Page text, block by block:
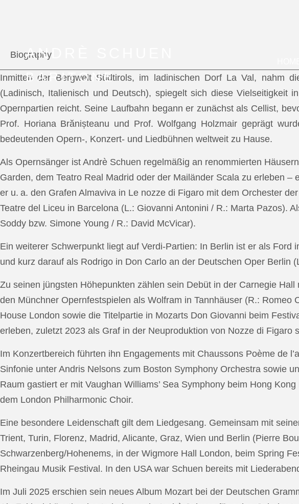
ANDRÈ SCHUEN
BARITONE
Biography
Inmitten der Bergwelt Südtirols, im ladinischen Dorf La Val, nahm
(Ladinisch, Italienisch und Deutsch), spiegelt sich diese Vielseitigkeit
Opernpartien reicht. Seine Laufbahn begann er zunächst als Cellist,
Prof. Horiana Brănișteanu und Prof. Wolfgang Holzmair geprägt
bedeutenden Opern-, Konzert- und Liedbühnen weltweit zu Hause.
Als Opernsänger ist Andrè Schuen regelmäßig an renommierten
Garden, dem Teatro Real Madrid oder der Mailänder Scala zu erleben
er u. a. den Grafen Almaviva in Le nozze di Figaro mit dem Orchester
Teatre del Liceu in Barcelona (L.: Giovanni Antonini / R.: Marta Pazos).
Soddy bzw. Simone Young / R.: David McVicar).
Ein weiterer Schwerpunkt liegt auf Verdi-Partien: In Berlin ist er als
und kurz darauf als Rodrigo in Don Carlo an der Deutschen Oper Berlin
Zu seinen jüngsten Höhepunkten zählen sein Debüt in der Carnegie
den Münchner Opernfestspielen als Wolfram in Tannhäuser (R.:
House London sowie die Titelpartie in Mozarts Don Giovanni beim
erleben, zuletzt 2023 als Graf in der Neuproduktion von Nozze di Figaro
Im Konzertbereich führten ihn Engagements mit Chaussons Poème de
Sinfonie unter Andris Nelsons zum Boston Symphony Orchestra sowie
Raum gastiert er mit Vaughan Williams’ Sea Symphony beim Hong
dem London Philharmonic Choir.
Eine besondere Leidenschaft gilt dem Liedgesang. Gemeinsam mit
Trient, Turin, Florenz, Madrid, Alicante, Graz, Wien und Berlin (Pierre
Schwarzenberg/Hohenems, in der Wigmore Hall London, beim Spring
Rheingau Musik Festival. In den USA war Schuen bereits mit
Im Juli 2025 erschien sein neues Album Mozart bei der Deutschen